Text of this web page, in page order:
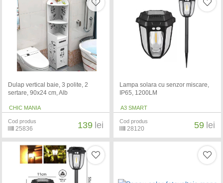
Dulap vertical baie, 3 polite, 2
sertare, 90x24 cm, Alb
CHIC MANIA
Cod produs
25836 139 lei
Lampa solara cu senzor miscare,
IP65, 1200LM
A3 SMART
Cod produs
28120 59 lei